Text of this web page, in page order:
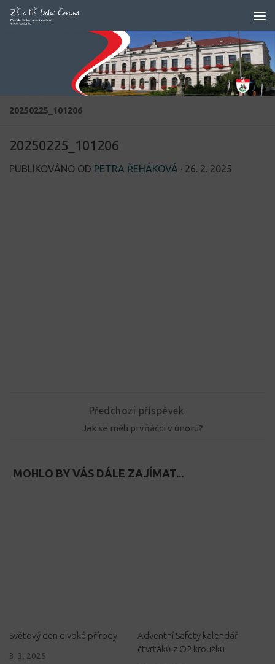
Skip to content
20250225_101206
20250225_101206
PUBLIKOVÁNO OD PETRA ŘEHÁKOVÁ · 26. 2. 2025
Předchozí příspěvek
Jak se měli prvňáčci v únoru?
MOHLO BY VÁS DÁLE ZAJÍMAT...
Světový den divoké přírody
3. 3. 2025
Adventní Safety kalendář
čtvrťáků z O2 kroužku